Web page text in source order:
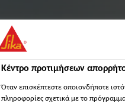
Κέντρο προτιμήσεων
Όταν επισκέπτεστε οποιονδήποτε
πληροφορίες σχετικά με το